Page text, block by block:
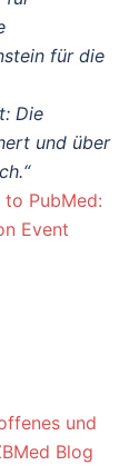
für die
Die
und über
PubMed:
Event
und
Blog